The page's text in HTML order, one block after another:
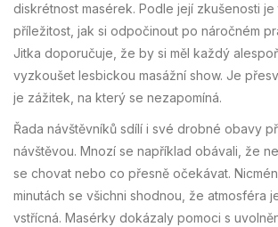
diskrétnost masérek. Podle její zkušenosti
příležitost, jak si odpočinout po náročném
Jitka doporučuje, že by si měl každý
vyzkoušet lesbickou masážní show. Je
je zážitek, na který se nezapomíná.
Řada návštěvníků sdílí i své drobné obavy
návštěvou. Mnozí se například obávali, že
se chovat nebo co přesně očekávat.
minutách se všichni shodnou, že atmosféra
vstřícná. Masérky dokázaly pomoci s